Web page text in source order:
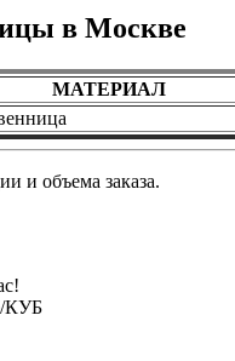
в Москве
МАТЕРИАЛ
и объема заказа.
КУБ